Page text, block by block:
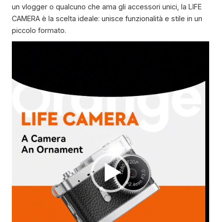
un vlogger o qualcuno che ama gli accessori unici, la LIFE
CAMERA è la scelta ideale: unisce funzionalità e stile in un
piccolo formato.
e